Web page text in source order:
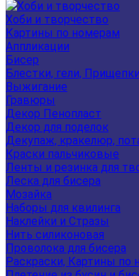
Хоби и творчество
Картины по номерам
Аппликации
Бисер
Блестки, гели,
Выжигание
Гравюры
Декор Пенопласт
Декор для поделок
Декупаж, кракелюр,
Краски пальчиковые
Ленты и резинка для
Леска для бисера
Мозайка
Наборы для квилинга
Наклейки и Стразы
Нить силиконовая
Проволока для бисера
Раскраски, Картины по